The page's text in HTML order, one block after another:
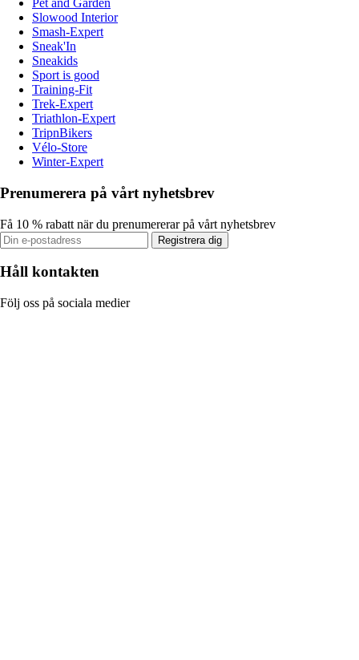
Pet and Garden
Slowood Interior
Smash-Expert
Sneak'In
Sneakids
Sport is good
Training-Fit
Trek-Expert
Triathlon-Expert
TripnBikers
Vélo-Store
Winter-Expert
Prenumerera på vårt nyhetsbrev
Få 10 % rabatt när du prenumererar på vårt nyhetsbrev
Registrera dig
Håll kontakten
Följ oss på sociala medier